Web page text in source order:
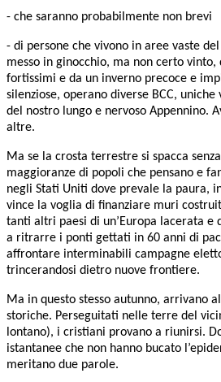
- che saranno probabilmente non brevi
- di persone che vivono in aree vaste
messo in ginocchio, ma non certo vinto,
fortissimi e da un inverno precoce e
silenziose, operano diverse BCC,
del nostro lungo e nervoso Appennino.
altre.
Ma se la crosta terrestre si spacca
maggioranze di popoli che pensano e
negli Stati Uniti dove prevale la paura,
vince la voglia di finanziare muri
tanti altri paesi di un’Europa lacerata e
a ritrarre i ponti gettati in 60 anni di
affrontare interminabili campagne
trincerandosi dietro nuove frontiere.
Ma in questo stesso autunno, arrivano
storiche. Perseguitati nelle terre del
lontano), i cristiani provano a riunirsi.
istantanee che non hanno bucato
meritano due parole.